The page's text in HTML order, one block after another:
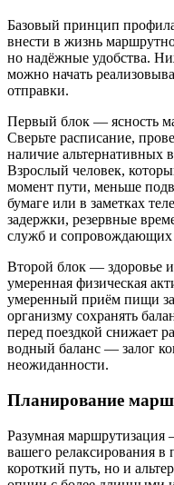
Базовый принцип
внести в жизнь
но надёжные удобства.
можно начать
отправки.
Первый блок — ясность
Сверьте расписание,
наличие альтернативных
Взрослый человек,
момент пути, меньше
бумаге или в заметках
задержки, резервные
служб и сопровождающих
Второй блок — здоровье
умеренная физическая
умеренный приём пищи
организму сохранять
перед поездкой снижает
водный баланс — залог
неожиданности.
Планирование
Разумная
вашего релаксирования
короткий путь, но и